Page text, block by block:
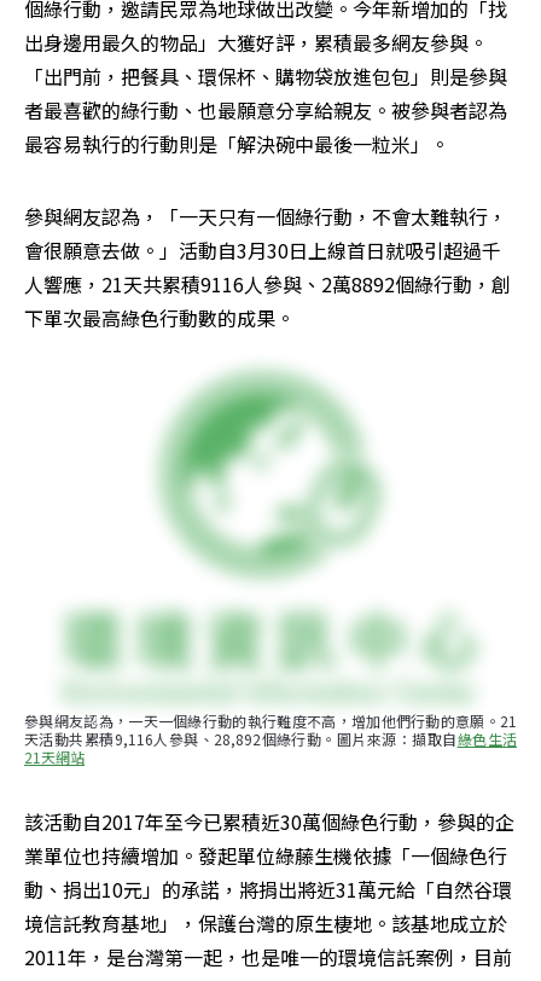
個綠行動，邀請民眾為地球做出改變。今年新增加的「找
出身邊用最久的物品」大獲好評，累積最多網友參與。
「出門前，把餐具、環保杯、購物袋放進包包」則是參與
者最喜歡的綠行動、也最願意分享給親友。被參與者認為
最容易執行的行動則是「解決碗中最後一粒米」。
參與網友認為，「一天只有一個綠行動，不會太難執行，
會很願意去做。」活動自3月30日上線首日就吸引超過千
人響應，21天共累積9116人參與、2萬8892個綠行動，創
下單次最高綠色行動數的成果。
參與網友認為，一天一個綠行動的執行難度不高，增加他們行動的意願。21
天活動共累積9,116人參與、28,892個綠行動。圖片來源：擷取自綠色生活
21天網站
該活動自2017年至今已累積近30萬個綠色行動，參與的企
業單位也持續增加。發起單位綠藤生機依據「一個綠色行
動、捐出10元」的承諾，將捐出將近31萬元給「自然谷環
境信託教育基地」，保護台灣的原生棲地。該基地成立於
2011年，是台灣第一起，也是唯一的環境信託案例，目前